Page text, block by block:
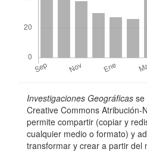
o
Detalles
del
artículo
Investigaciones Geográficas se
Creative Commons Atribución-
permite compartir (copiar y
cualquier medio o formato) y
transformar y crear a partir del